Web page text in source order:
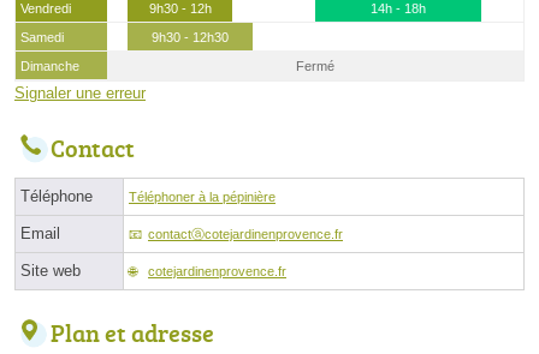
Vendredi
9h30 - 12h
14h - 18h
Samedi
9h30 - 12h30
Dimanche
Fermé
Signaler une erreur
Contact
Téléphone Téléphoner à la pépinière
Email contactⓐcotejardinenprovence.fr
Site web cotejardinenprovence.fr
Plan et adresse